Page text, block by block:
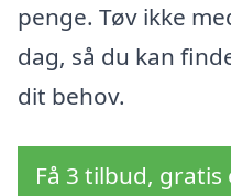
penge. Tøv ikke
dag, så du kan
dit behov.
Få 3 tilbud,